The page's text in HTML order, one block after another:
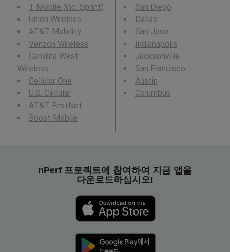
T-Mobile (inc. Sprint)
Union Wireless
AT&T Mobility
Verizon Wireless
Carolina West
Wireless
Cellular One
U.S. Cellular
AT&T FirstNet
Boost Mobile
San Diego
Dallas
San Jose
Indianapolis
Jacksonville
San Francisco
Austin
Columbus
nPerf 프로젝트에 참여하여 지금 앱을
다운로드하십시오!